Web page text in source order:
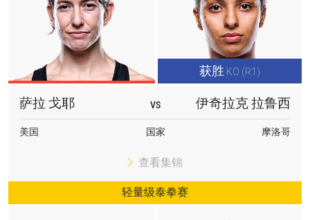
获胜 KO (R1)
萨拉 戈耶 VS 伊奇拉克 拉鲁西
美国 国家 摩洛哥
查看集锦
轻量级泰拳赛
浏览了解更多
解最新资讯、解锁特别福利以及优先机遇获得直播